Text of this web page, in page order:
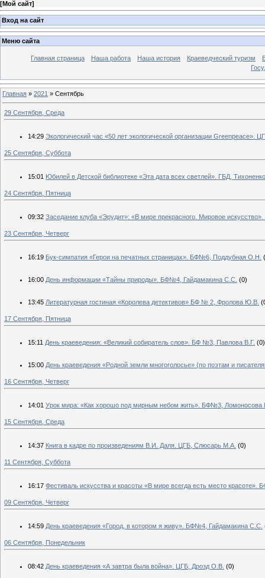
[Мой сайт]
Вход на сайт
Меню сайта
Главная страница Наша работа Наша история Краеведческий туризм
Главная » 2021 » Сентябрь
29 Сентября, Среда
14:29 Экологический час «50 лет экологической организации Greenpeace».
25 Сентября, Суббота
15:01 Юбилей в Детской библиотеке «Эта дата всех светлей». ГБД,
24 Сентября, Пятница
09:32 Заседание клуба «Эрудит»: «В мире прекрасного. Мировое
23 Сентября, Четверг
16:19 Бук-симпатия «Герои на печатных страницах». БФ№6, Поддубная О.Н.
16:00 День информации «Тайны природы». БФ№4, Гайдамакина С.С. (0)
13:45 Литературная гостиная «Королева детективов» БФ № 2, Фролова Ю.В.
17 Сентября, Пятница
15:11 День краеведения: «Великий собиратель слов». БФ №3, Павлова В.Г. (0)
15:00 День краеведения «Родной земли многоголосье» (по поэтам и
16 Сентября, Четверг
14:01 Урок мира: «Как хорошо под мирным небом жить». БФ№3, Ломоносова
15 Сентября, Среда
14:37 Книга в кадре по произведениям В.И. Даля. ЦГБ, Слюсарь М.А. (0)
11 Сентября, Суббота
16:17 Фестиваль искусства и красоты «В мире всегда есть место
09 Сентября, Четверг
14:59 День краеведения «Город, в котором я живу». БФ№4, Гайдамакина С.С.
06 Сентября, Понедельник
08:42 День краеведения «А завтра была война». ЦГБ, Дрозд О.В. (0)